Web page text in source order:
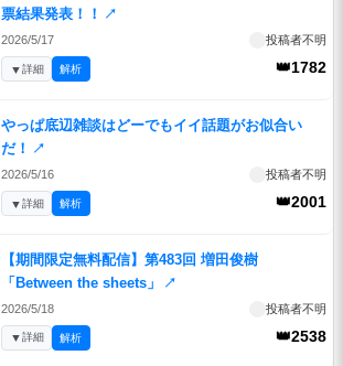
票結果発表！！
↗
2026/5/17 投稿者不明
👑1782
▼詳細 解析
やっぱ底辺雑談はどーでもイイ話題がお似合い
だ！
↗
2026/5/16 投稿者不明
👑2001
▼詳細 解析
【期間限定無料配信】第483回 増田俊樹
「Between the sheets」
↗
2026/5/18 投稿者不明
👑2538
▼詳細 解析